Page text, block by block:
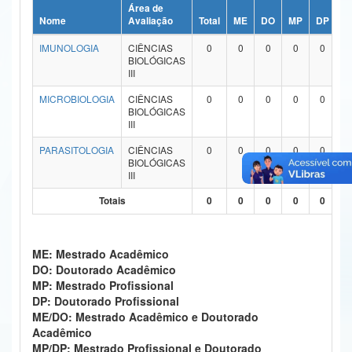
Ministério da Ciência, Tecnologia, Inovações e Comunicações
Ministério do Meio Ambiente
Ministério do Desenvolvimento Regional
Controladoria-Geral da União
Gabinete de Segurança Institucional
Advocacia-Geral da União
Banco Central do Brasil
Nome
Área de
Avaliação
Total ME DO MP DP
IMUNOLOGIA
CIÊNCIAS
BIOLÓGICAS
III
0 0 0 0 0
MICROBIOLOGIA
CIÊNCIAS
BIOLÓGICAS
III
0 0 0 0 0
PARASITOLOGIA
CIÊNCIAS
BIOLÓGICAS
III
0 0 0 0 0
Totais 0 0 0 0 0
ME: Mestrado Acadêmico
DO: Doutorado Acadêmico
MP: Mestrado Profissional
DP: Doutorado Profissional
ME/DO: Mestrado Acadêmico e Doutorado
Acadêmico
MP/DP: Mestrado Profissional e Doutorado